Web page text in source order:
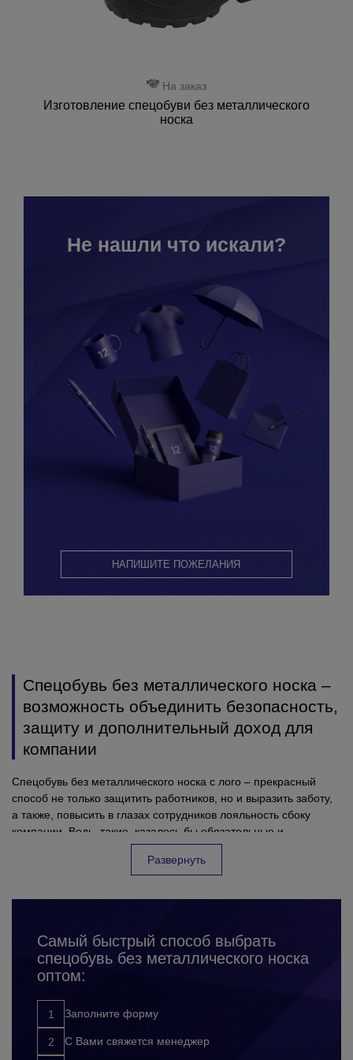
На заказ
Изготовление спецобуви без металлического
носка
Не нашли что искали?
НАПИШИТЕ ПОЖЕЛАНИЯ
Спецобувь без металлического носка –
возможность объединить безопасность,
защиту и дополнительный доход для
компании
Спецобувь без металлического носка с лого – прекрасный
способ не только защитить работников, но и выразить заботу,
а также, повысить в глазах сотрудников лояльность сбоку
компании. Ведь такие, казалось бы обязательные и
стандартные вещи, при правильном подходе, могут приносить
приятные эмоции для коллектива, и безусловно пользу для
своих сотрудниках и их безопасности на рабочем месте –
сотрудника для компании. Заказывая спецобувь без
металлического носка с лого оптом, Вы:
защищаете своих работников от несчастных случаев,
травм, ушибов и других неприятных ситуаций на
повышаете лояльность к компании сбоку сотрудников;
развиваете корпоративную культуру;
Развернуть
Самый быстрый способ выбрать
спецобувь без металлического носка
оптом:
Заполните форму
С Вами свяжется менеджер